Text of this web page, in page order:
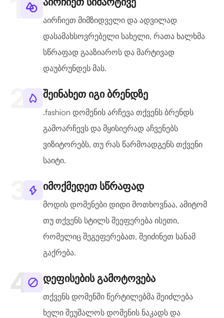
აირჩიეთ მიმზიდველი და ადვილად
დასამახსოვრებელი სახელი, რათა ხალხმა
სწრაფად გააზიაროს და მარტივად
დაუბრუნდეს მას.
შეინახეთ იგი ბრენდზე
.fashion დომენის არჩევა თქვენს ბრენდს
გამოარჩევს და მყისიერად აჩვენებს
ვიზიტორებს, თუ რას წარმოადგენს თქვენი
საიტი.
იმოქმედეთ სწრაფად
მოდის დომენები დიდი მოთხოვნაა, ამიტომ
თუ თქვენს სტილს შეეფერება ისეთი,
რომელიც შეგეფერებათ, შეიძინეთ სანამ
გაქრება.
დეფისების გამოტოვება
თქვენს დომენში წერტილებმა შეიძლება
ხელი შეუშალოს დომენის ნაკადს და